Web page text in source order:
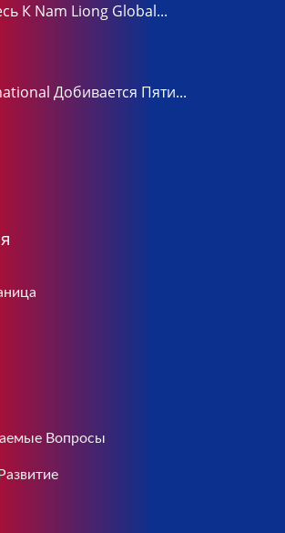
К Nam Liong Global...
Добивается Пяти...
Вопросы